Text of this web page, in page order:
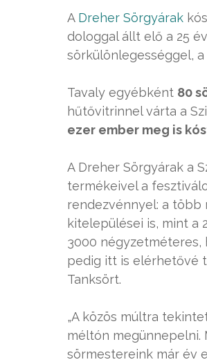
A Dreher Sörgyárak
dologgal állt elő a 25
sörkülönlegességgel, a
Tavaly egyébként 80
hűtővitrinnel várta a
ezer ember meg is
A Dreher Sörgyárak a
termékeivel a
rendezvénnyel: a több
kitelepülései is, mint a
3000
pedig itt is elérhetővé
Tanksört.
„A közös múltra
méltón megünnepelni.
sörmestereink már év